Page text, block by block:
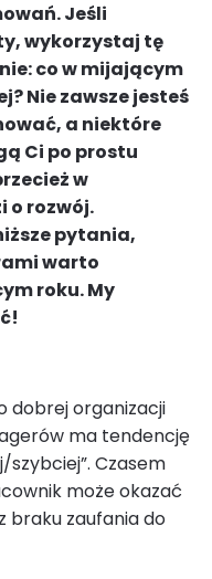
Jeśli
wykorzystaj tę
co w mijającym
Nie zawsze jesteś
a niektóre
Ci po prostu
w
o rozwój.
pytania,
warto
roku. My
dobrej organizacji
ma tendencję
szybciej”. Czasem
może okazać
braku zaufania do